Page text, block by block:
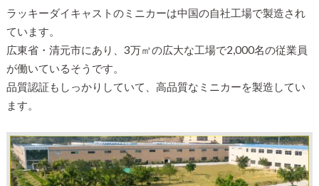
ラッキーダイキャストのミニカーは中国の自社工場で製造され
ています。
広東省・清元市にあり、3万㎡の広大な工場で2,000名の従業員
が働いているそうです。
品質認証もしっかりしていて、高品質なミニカーを製造してい
ます。